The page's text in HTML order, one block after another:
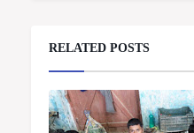
RELATED POSTS